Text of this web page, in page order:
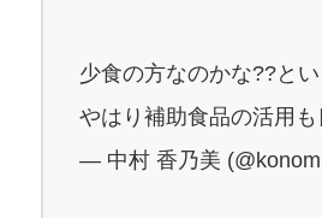
少食の方なのかな??とい
やはり補助食品の活用
— 中村 香乃美